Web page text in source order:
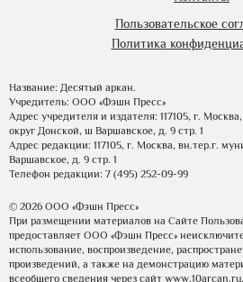
Пользовательское
Политика
Название: Десятый аркан.
Учредитель: ООО «Фэшн Пресс»
Адрес учредителя и издателя: 117105, г.
округ Донской, ш Варшавское, д. 9 стр. 1
Адрес редакции: 117105, г. Москва, вн.тер.г.
Варшавское, д. 9 стр. 1
Телефон редакции: 7 (495) 252-09-99
© 2026 ООО «Фэшн Пресс»
При размещении материалов на Сайте
предоставляет ООО «Фэшн Пресс»
использование, воспроизведение,
произведений, а также на демонстрацию
всеобщего сведения через сайт www.10arcan.ru